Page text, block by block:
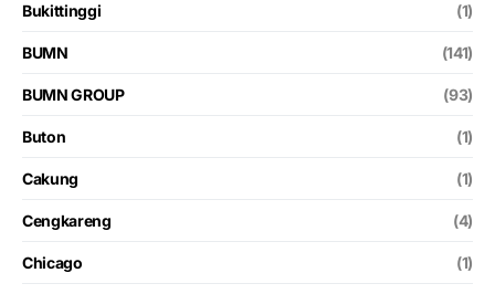
Bukittinggi (1)
BUMN (141)
BUMN GROUP (93)
Buton (1)
Cakung (1)
Cengkareng (4)
Chicago (1)